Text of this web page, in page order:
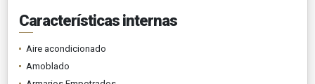
Características internas
Aire acondicionado
Amoblado